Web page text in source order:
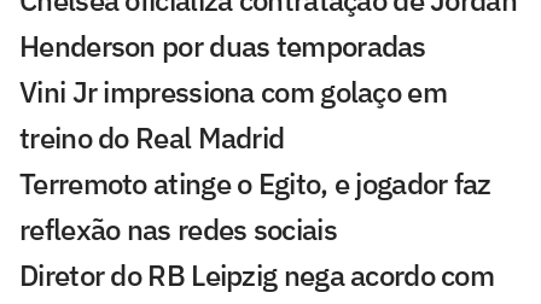
Henderson por duas temporadas
Vini Jr impressiona com golaço em
treino do Real Madrid
Terremoto atinge o Egito, e jogador faz
reflexão nas redes sociais
Diretor do RB Leipzig nega acordo com